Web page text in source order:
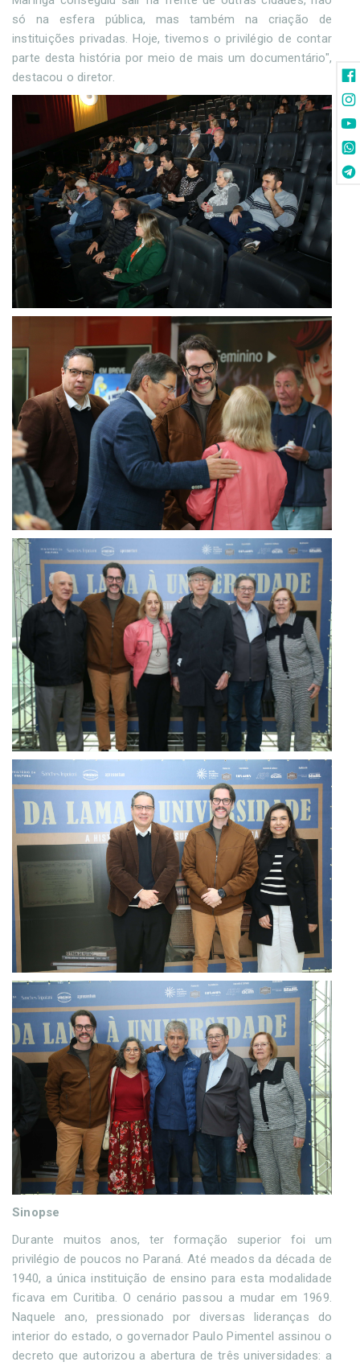
só na esfera pública, mas também na criação de
instituições privadas. Hoje, tivemos o privilégio de contar
parte desta história por meio de mais um documentário",
destacou o diretor.
Sinopse
Durante muitos anos, ter formação superior foi um
privilégio de poucos no Paraná. Até meados da década de
1940, a única instituição de ensino para esta modalidade
ficava em Curitiba. O cenário passou a mudar em 1969.
Naquele ano, pressionado por diversas lideranças do
interior do estado, o governador Paulo Pimentel assinou o
decreto que autorizou a abertura de três universidades: a